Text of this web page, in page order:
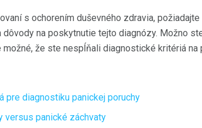
s ochorením duševného zdravia,
na poskytnutie tejto diagnózy. Možno
že ste nespĺňali diagnostické kritériá na
pre diagnostiku panickej poruchy
versus panické záchvaty